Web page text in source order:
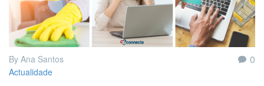
0
By Ana Santos
Actualidade